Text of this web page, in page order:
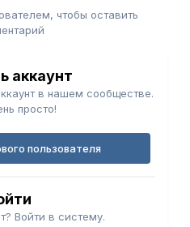
чтобы оставить
аккаунт
в нашем сообществе.
просто!
пользователя
Войти в систему.